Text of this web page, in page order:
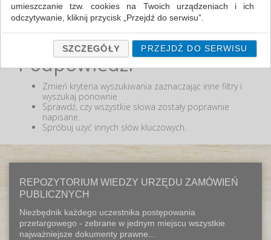
Nie odnaleziono produktów wg przyjętych kryteriów
lub podana fraza "" nie została odnaleziona.
Podpowiedzi
Zmień kryteria wyszukiwania zaznaczając inne filtry i
wyszukaj ponownie
Sprawdź, czy wszystkie słowa zostały poprawnie
napisane.
Spróbuj użyć innych słów kluczowych.
REPOZYTORIUM WIEDZY URZĘDU ZAMÓWIEŃ
PUBLICZNYCH
Niezbędnik każdego uczestnika postępowania
przetargowego - zebrane w jednym miejscu wszystkie
najważniejsze dokumenty prawne...
umieszczanie tzw. cookies na Twoich urządzeniach i ich
odczytywanie, kliknij przycisk „Przejdź do serwisu”.
Jeśli nie chcesz wyrazić zgody lub ograniczyć jej zakres, kliknij
„Szczegóły”, gdzie znajdziesz wszelkie informacje o tym jak to
zrobić . Te same informacje znajdziesz także na podstronie z
naszą polityką prywatności obowiązującą od 25 maja 2018.
W przypadku użytkowników zalogowanych, ważna jest Państwa
wcześniejsza zgoda której udzieliliście podczas zakładania
konta. Każda Państwa zgoda jest dobrowolna i można ją w
dowolnym momencie wycofać.
Klauzula Informacyjna (rozwiń)
SZCZEGÓŁY PRZEJDŹ DO SERWISU